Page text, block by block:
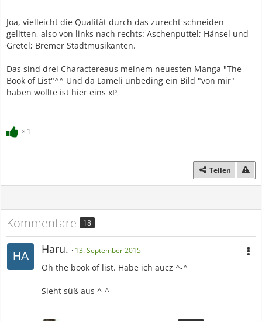
Joa, vielleicht die Qualität durch das zurecht schneiden
gelitten, also von links nach rechts: Aschenputtel; Hänsel und
Gretel; Bremer Stadtmusikanten.
Das sind drei Charactereaus meinem neuesten Manga "The
Book of List"^^ Und da Lameli unbeding ein Bild "von mir"
haben wollte ist hier eins xP
1
Teilen
Kommentare 18
Haru. 13. September 2015
Oh the book of list. Habe ich aucz ^-^
Sieht süß aus ^-^